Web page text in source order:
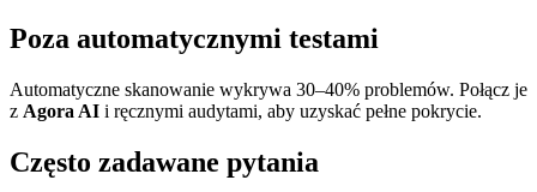
Poza automatycznymi testami
Automatyczne skanowanie wykrywa 30–40% problemów. Połącz je
z Agora AI i ręcznymi audytami, aby uzyskać pełne pokrycie.
Często zadawane pytania